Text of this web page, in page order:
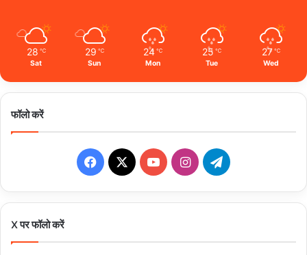
28 ℃
Sat
29 ℃
Sun
24 ℃
Mon
25 ℃
Tue
27 ℃
Wed
फॉलो करें
Facebook
X YouTubeInstagramTelegram
X पर फॉलो करें